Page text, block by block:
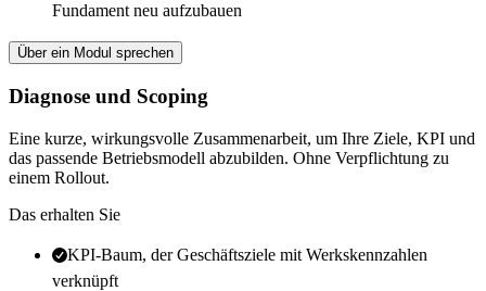
Fundament neu aufzubauen
Über ein Modul sprechen
Diagnose und Scoping
Eine kurze, wirkungsvolle Zusammenarbeit, um Ihre Ziele, KPI und
das passende Betriebsmodell abzubilden. Ohne Verpflichtung zu
einem Rollout.
Das erhalten Sie
KPI-Baum, der Geschäftsziele mit Werkskennzahlen
verknüpft